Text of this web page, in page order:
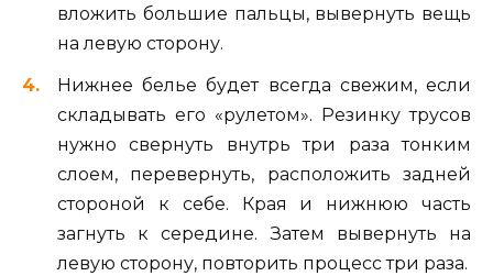
вложить большие пальцы, вывернуть вещь
на левую сторону.
Нижнее белье будет всегда свежим, если
складывать его «рулетом». Резинку трусов
нужно свернуть внутрь три раза тонким
слоем, перевернуть, расположить задней
стороной к себе. Края и нижнюю часть
загнуть к середине. Затем вывернуть на
левую сторону, повторить процесс три раза.